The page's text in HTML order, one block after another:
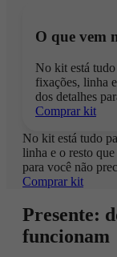
O que vem
No kit está
fixações, linha
dos detalhes
Comprar kit
No kit está tudo
linha e o resto
para você não
Comprar kit
Presente:
funcionam